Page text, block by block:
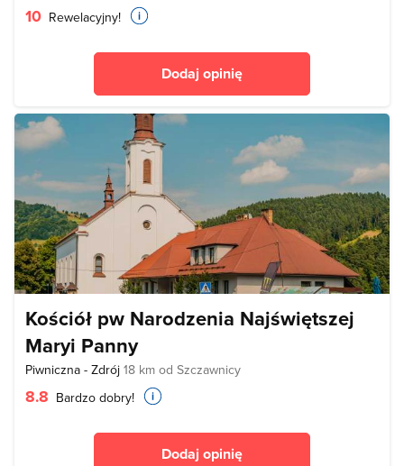
10 Rewelacyjny!
Dodaj opinię
Kościół pw Narodzenia Najświętszej
Maryi Panny
Piwniczna - Zdrój 18 km od Szczawnicy
8.8 Bardzo dobry!
Dodaj opinię